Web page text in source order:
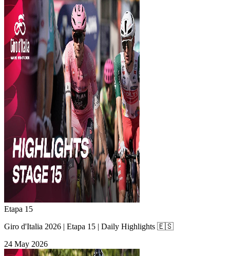
Etapa 15
Giro d'Italia 2026 | Etapa 15 | Daily Highlights 🇪🇸
24 May 2026